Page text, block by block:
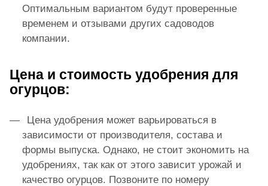
Оптимальным вариантом будут проверенные
временем и отзывами других садоводов
компании.
Цена и стоимость удобрения для
огурцов:
Цена удобрения может варьироваться в
зависимости от производителя, состава и
формы выпуска. Однако, не стоит экономить на
удобрениях, так как от этого зависит урожай и
качество огурцов. Позвоните по номеру